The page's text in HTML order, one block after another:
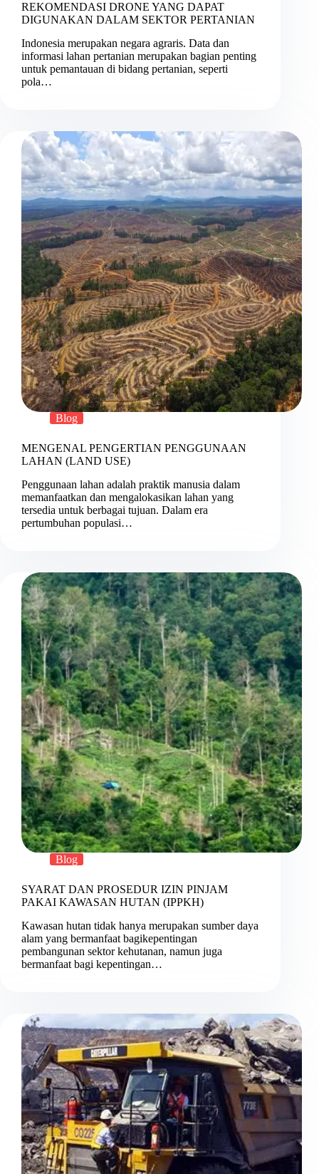
REKOMENDASI DRONE YANG DAPAT
DIGUNAKAN DALAM SEKTOR PERTANIAN
Indonesia merupakan negara agraris. Data dan
informasi lahan pertanian merupakan bagian penting
untuk pemantauan di bidang pertanian, seperti
pola…
Blog
MENGENAL PENGERTIAN PENGGUNAAN
LAHAN (LAND USE)
Penggunaan lahan adalah praktik manusia dalam
memanfaatkan dan mengalokasikan lahan yang
tersedia untuk berbagai tujuan. Dalam era
pertumbuhan populasi…
Blog
SYARAT DAN PROSEDUR IZIN PINJAM
PAKAI KAWASAN HUTAN (IPPKH)
Kawasan hutan tidak hanya merupakan sumber daya
alam yang bermanfaat bagikepentingan
pembangunan sektor kehutanan, namun juga
bermanfaat bagi kepentingan…